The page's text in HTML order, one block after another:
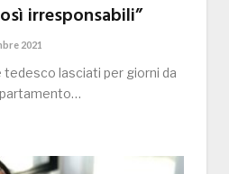
irresponsabili”
2021
tedesco lasciati per giorni da